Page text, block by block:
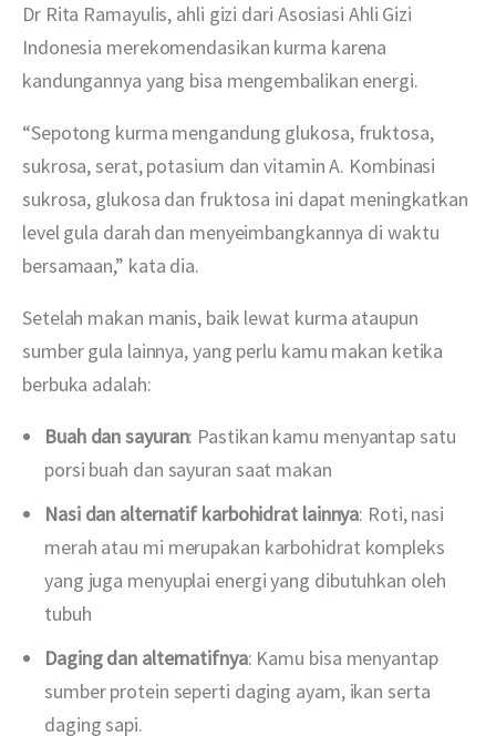
Dr Rita Ramayulis, ahli gizi dari Asosiasi Ahli Gizi
Indonesia merekomendasikan kurma karena
kandungannya yang bisa mengembalikan energi.
“Sepotong kurma mengandung glukosa, fruktosa,
sukrosa, serat, potasium dan vitamin A. Kombinasi
sukrosa, glukosa dan fruktosa ini dapat meningkatkan
level gula darah dan menyeimbangkannya di waktu
bersamaan,” kata dia.
Setelah makan manis, baik lewat kurma ataupun
sumber gula lainnya, yang perlu kamu makan ketika
berbuka adalah:
Buah dan sayuran: Pastikan kamu menyantap satu
porsi buah dan sayuran saat makan
Nasi dan alternatif karbohidrat lainnya: Roti, nasi
merah atau mi merupakan karbohidrat kompleks
yang juga menyuplai energi yang dibutuhkan oleh
tubuh
Daging dan alternatifnya: Kamu bisa menyantap
sumber protein seperti daging ayam, ikan serta
daging sapi.